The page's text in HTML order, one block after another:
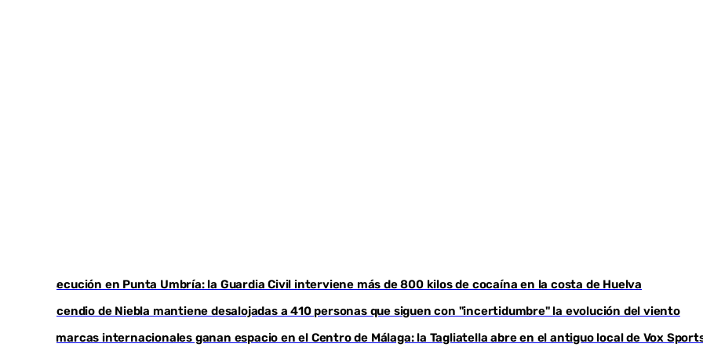
Persecución en Punta Umbría: la Guardia Civil interviene más de 800 kilos de cocaína en la costa de Huelva
El incendio de Niebla mantiene desalojadas a 410 personas que siguen con "incertidumbre" la evolución del viento
Las marcas internacionales ganan espacio en el Centro de Málaga: la Tagliatella abre en el antiguo local de Vox